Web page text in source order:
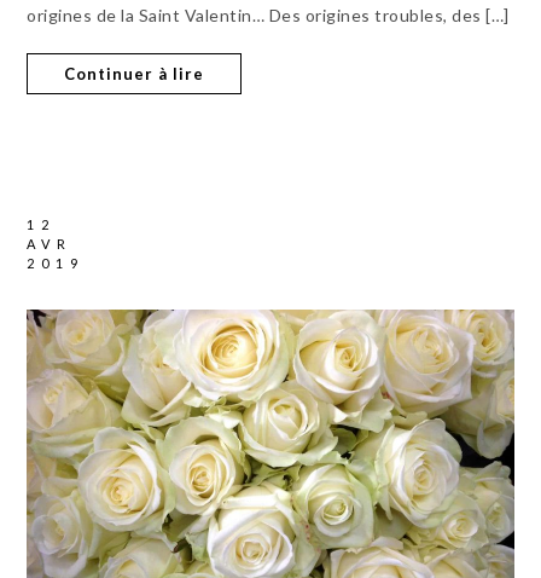
origines de la Saint Valentin… Des origines troubles, des […]
Continuer à lire
12
AVR
2019